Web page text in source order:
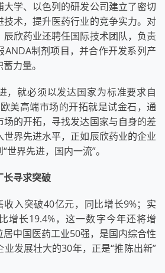
学、以色列的研发公司建立了密切
术，提升医药行业的竞争实力。对
欣药业还聘任国际技术团队，负责
ANDA制剂项目，并合作开发系列产
力量。
，就必须以发达国家为标准要求自
美高端市场的开拓就是试金石，通
的开拓，寻找发达国家与自身的差
界先进水平，正如辰欣药业的企业
世界先进，国内一流”。
长寻求突破
入突破40亿元，同比增长9%；实
增长19.4%，这一数字今年还将增
中国医药工业50强，是国内综合性
发展壮大的30年，正是“推陈出新”